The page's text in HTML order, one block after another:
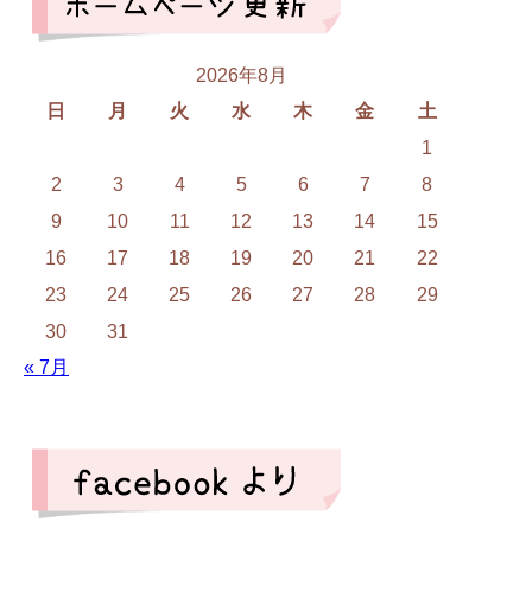
2026年8月
日
月 火 水 木 金
土
1
2
3 4 5 6 7
8
9
10 11 12 13 14
15
16
17 18 19 20 21
22
23
24 25 26 27 28
29
30
31
« 7月